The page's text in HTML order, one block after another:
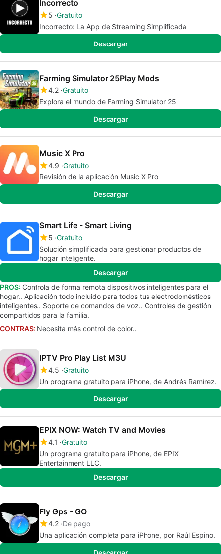
Incorrecto
5 Gratuito
Incorrecto: La App de Streaming Simplificada
Descargar
Farming Simulator 25Play Mods
4.2 Gratuito
Explora el mundo de Farming Simulator 25
Descargar
Music X Pro
4.9 Gratuito
Revisión de la aplicación Music X Pro
Descargar
Smart Life - Smart Living
5 Gratuito
Solución simplificada para gestionar productos de
hogar inteligente.
Descargar
PROS: Controla de forma remota dispositivos inteligentes para el
hogar.. Aplicación todo incluido para todos tus electrodomésticos
inteligentes.. Soporte de comandos de voz.. Controles de gestión
compartidos para la familia.
CONTRAS: Necesita más control de color..
IPTV Pro Play List M3U
4.5 Gratuito
Un programa gratuito para iPhone, de Andrés Ramírez.
Descargar
EPIX NOW: Watch TV and Movies
4.1 Gratuito
Un programa gratuito para iPhone, de EPIX
Entertainment LLC.
Descargar
Fly Gps - GO
4.2 De pago
Una aplicación completa para iPhone, por Raúl Espino.
Descargar